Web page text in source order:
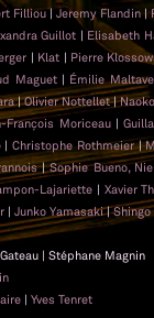
Filliou|Jeremy Flandin|
Guillot | Elisabeth
| Klat | Pierre
Maguet| Émilie
|Olivier Nottellet|
François Moriceau|
|Christophe Rothmeier|
|Sophie Bueno,
Lajariette| Xavier
| Junko Yamasaki|Shingo
| Stéphane Magnin
| Yves Tenret